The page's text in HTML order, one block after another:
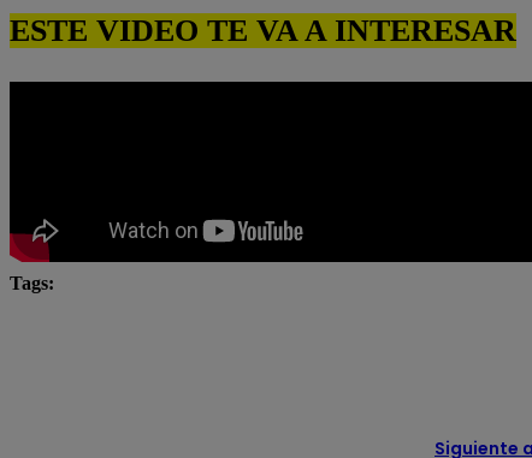
ESTE VIDEO TE VA A INTERESAR
Tags:
Siguiente